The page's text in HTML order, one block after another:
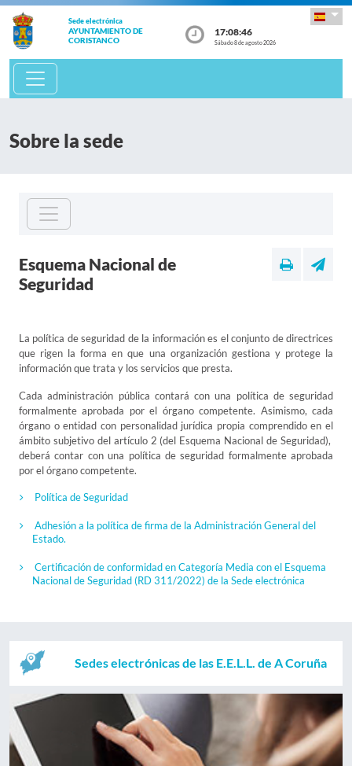
Sede electrónica
AYUNTAMIENTO DE
CORISTANCO
17:08:46
Sábado 8 de agosto 2026
Sobre la sede
Esquema Nacional de
Seguridad
La política de seguridad de la información es el conjunto de directrices
que rigen la forma en que una organización gestiona y protege la
información que trata y los servicios que presta.
Cada administración pública contará con una política de seguridad
formalmente aprobada por el órgano competente. Asimismo, cada
órgano o entidad con personalidad jurídica propia comprendido en el
ámbito subjetivo del artículo 2 (del Esquema Nacional de Seguridad),
deberá contar con una política de seguridad formalmente aprobada
por el órgano competente.
Política de Seguridad
Adhesión a la política de firma de la Administración General del
Estado.
Certificación de conformidad en Categoría Media con el Esquema
Nacional de Seguridad (RD 311/2022) de la Sede electrónica
Sedes electrónicas de las E.E.L.L. de A Coruña